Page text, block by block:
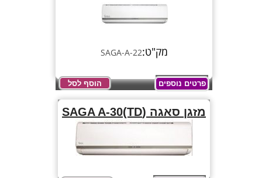
מק"ט:SAGA-A-22
פרטים נוספים הוסף לסל
מזגן סאגה (SAGA A-30(TD